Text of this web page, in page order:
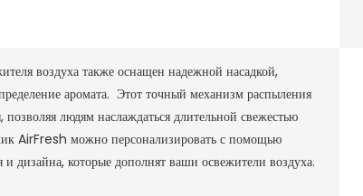
воздуха также оснащен надежной насадкой,
аромата. Этот точный механизм распыления
людям наслаждаться длительной свежестью
AirFresh можно персонализировать с помощью
дизайна, которые дополнят ваши освежители воздуха.